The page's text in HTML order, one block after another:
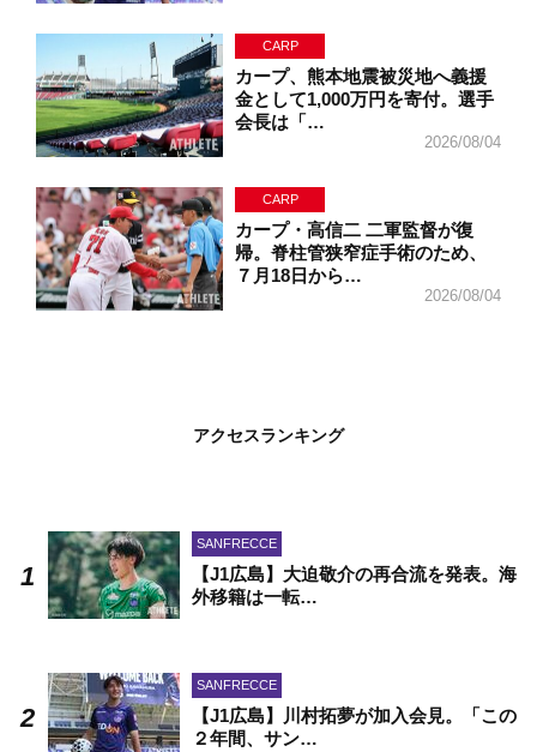
CARP
カープ、熊本地震被災地へ義援
金として1,000万円を寄付。選手
会長は「…
2026/08/04
CARP
カープ・高信二 二軍監督が復
帰。脊柱管狭窄症手術のため、
７月18日から…
2026/08/04
アクセスランキング
SANFRECCE
【J1広島】大迫敬介の再合流を発表。海
外移籍は一転…
SANFRECCE
【J1広島】川村拓夢が加入会見。「この
２年間、サン…